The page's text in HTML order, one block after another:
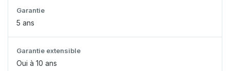
Garantie
5 ans
Garantie extensible
Oui à 10 ans